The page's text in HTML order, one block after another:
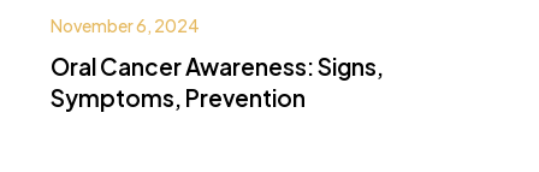
November 6, 2024
Oral Cancer Awareness: Signs,
Symptoms, Prevention